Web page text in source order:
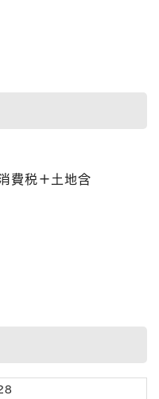
費税＋土地含